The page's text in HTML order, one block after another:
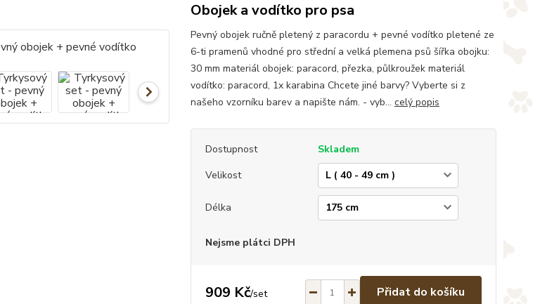
Obojek a vodítko pro psa
Pevný obojek ručně pletený z paracordu + pevné vodítko pletené ze
6-ti pramenů vhodné pro střední a velká plemena psů šířka obojku:
30 mm materiál obojek: paracord, přezka, půlkroužek materiál
vodítko: paracord, 1x karabina Chcete jiné barvy? Vyberte si z
našeho vzorníku barev a napište nám. - vyb... celý popis
Dostupnost
Skladem
Velikost
Délka
Nejsme plátci DPH
909 Kč/set Přidat do košíku